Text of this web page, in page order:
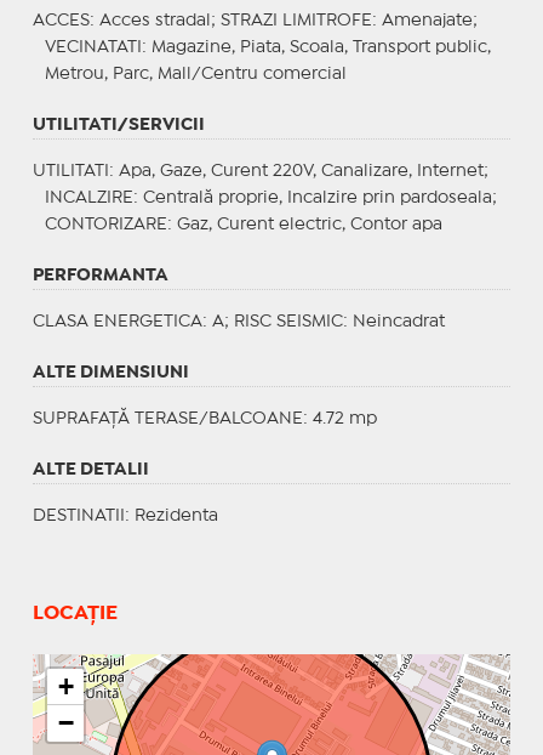
ACCES: Acces stradal; STRAZI LIMITROFE : Amenajate;
VECINATATI : Magazine, Piata, Scoala, Transport public,
Metrou, Parc, Mall/Centru comercial
UTILITATI/SERVICII
UTILITATI : Apa, Gaze, Curent 220V, Canalizare, Internet;
INCALZIRE : Centrală proprie, Incalzire prin pardoseala;
CONTORIZARE : Gaz, Curent electric, Contor apa
PERFORMANTA
CLASA ENERGETICA: A; RISC SEISMIC: Neincadrat
ALTE DIMENSIUNI
SUPRAFAȚĂ TERASE/BALCOANE: 4.72 mp
ALTE DETALII
DESTINATII : Rezidenta
LOCAȚIE
+
−